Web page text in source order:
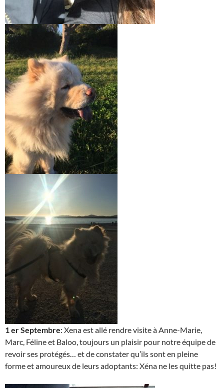
1 er Septembre: Xena est allé rendre visite à Anne-Marie,
Marc, Féline et Baloo, toujours un plaisir pour notre équipe de
revoir ses protégés… et de constater qu’ils sont en pleine
forme et amoureux de leurs adoptants: Xéna ne les quitte pas!